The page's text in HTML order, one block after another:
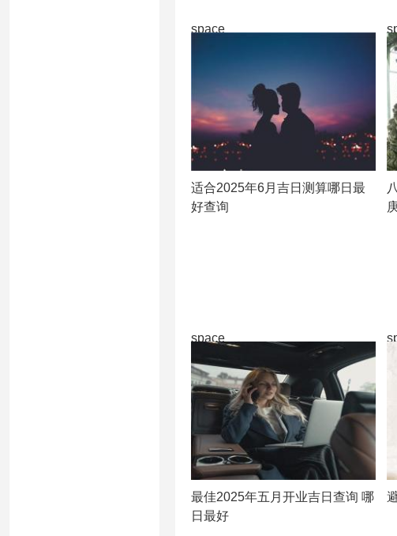
space
适合2025年6月吉日测算哪日最
好查询
space
最佳2025年五月开业吉日查询 哪
日最好